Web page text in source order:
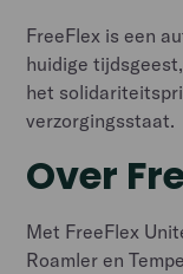
FreeFlex is een
huidige
het
verzorgingsstaat.
Over
Met FreeFlex
Roamler en